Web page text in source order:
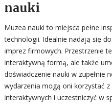
nauki
Muzea nauki to miejsca pełne
technologii. Idealnie nadają się
imprez firmowych. Przestrzenie
interaktywną formą, ale także
doświadczenie nauki w zupełnie
wydarzenia mogą oni korzystać
interaktywnych i uczestniczyć w